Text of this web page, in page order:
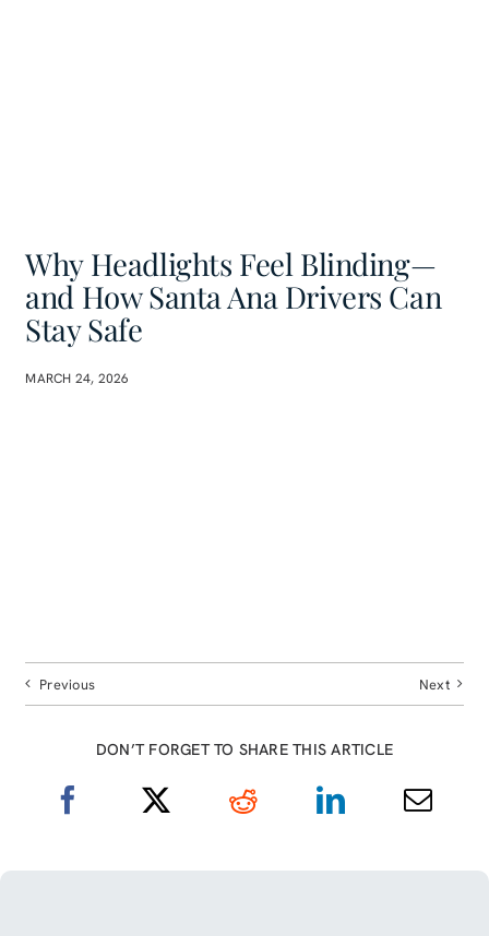
Why Headlights Feel Blinding—
and How Santa Ana Drivers Can
Stay Safe
MARCH 24, 2026
Previous Next
DON’T FORGET TO SHARE THIS ARTICLE